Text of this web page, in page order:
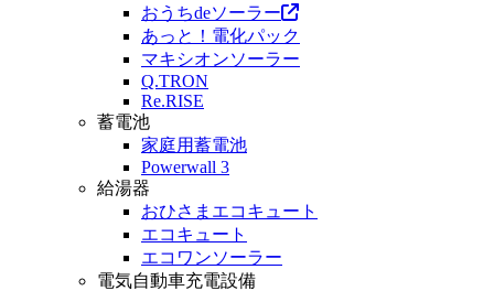
おうちdeソーラー
あっと！電化パック
マキシオンソーラー
Q.TRON
Re.RISE
蓄電池
家庭用蓄電池
Powerwall 3
給湯器
おひさまエコキュート
エコキュート
エコワンソーラー
電気自動車充電設備